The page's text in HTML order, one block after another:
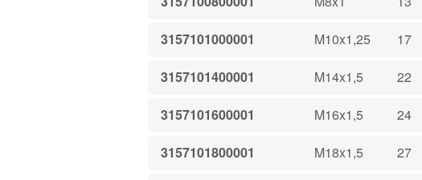
3157101000001 M10x1,25 17
3157101400001 M14x1,5 22
3157101600001 M16x1,5 24
3157101800001 M18x1,5 27